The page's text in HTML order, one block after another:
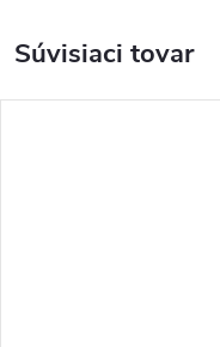
Súvisiaci tovar